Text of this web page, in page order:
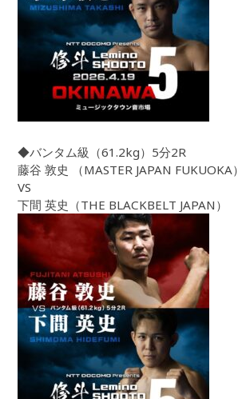
◆バンタム級（61.2kg）5分2R
藤谷 敦史 （MASTER JAPAN FUKUOKA）
VS
下間 英史（THE BLACKBELT JAPAN）